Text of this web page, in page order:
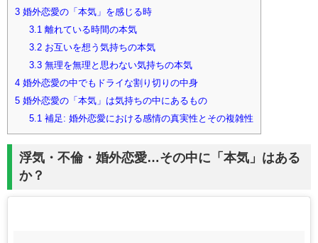
3 婚外恋愛の「本気」を感じる時
3.1 離れている時間の本気
3.2お互いを想う気持ちの本気
3.3無理を無理と思わない気持ちの本気
4 婚外恋愛の中でもドライな割り切りの中身
5 婚外恋愛の「本気」は気持ちの中にあるもの
5.1 補足: 婚外恋愛における感情の真実性とその複雑性
浮気・不倫・婚外恋愛…その中に「本気」はある
か？